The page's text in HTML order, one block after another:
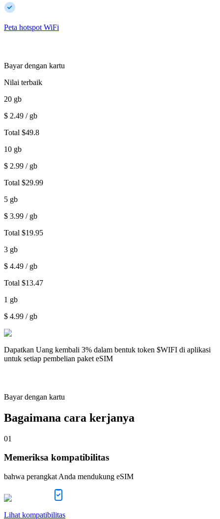
Peta hotspot WiFi
Bayar dengan kartu
Nilai terbaik
20 gb
$ 2.49 / gb
Total $49.8
10 gb
$ 2.99 / gb
Total $29.99
5 gb
$ 3.99 / gb
Total $19.95
3 gb
$ 4.49 / gb
Total $13.47
1 gb
$ 4.99 / gb
Dapatkan Uang kembali 3% dalam bentuk token $WIFI di aplikasi
untuk setiap pembelian paket eSIM
Bayar dengan kartu
Bagaimana cara kerjanya
01
Memeriksa kompatibilitas
bahwa perangkat Anda mendukung eSIM
Lihat kompatibilitas